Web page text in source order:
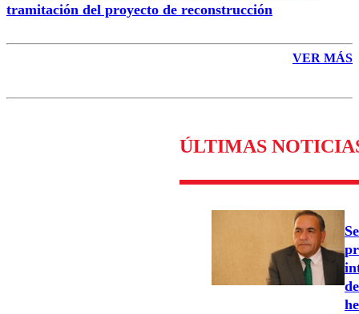
tramitación del proyecto de reconstrucción
VER MÁS
ÚLTIMAS